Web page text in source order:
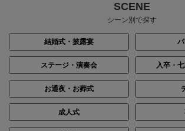
SCENE
シーン別で探す
結婚式・披露宴
ステージ・演奏会 入卒・
お通夜・お葬式
成人式